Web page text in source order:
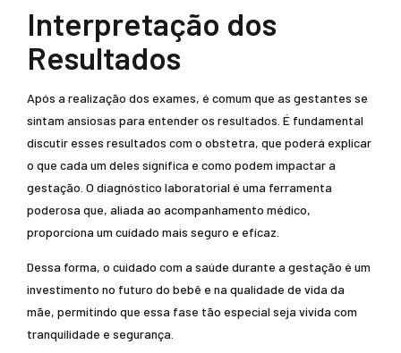
Interpretação dos
Resultados
Após a realização dos exames, é comum que as gestantes se
sintam ansiosas para entender os resultados. É fundamental
discutir esses resultados com o obstetra, que poderá explicar
o que cada um deles significa e como podem impactar a
gestação. O diagnóstico laboratorial é uma ferramenta
poderosa que, aliada ao acompanhamento médico,
proporciona um cuidado mais seguro e eficaz.
Dessa forma, o cuidado com a saúde durante a gestação é um
investimento no futuro do bebê e na qualidade de vida da
mãe, permitindo que essa fase tão especial seja vivida com
tranquilidade e segurança.